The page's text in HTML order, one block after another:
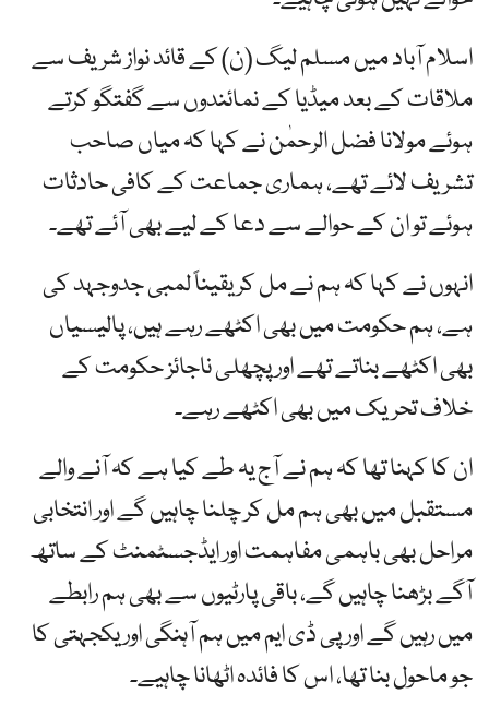
اسلام آباد میں مسلم لیگ (ن) کے قائد نواز شریف سے
ملاقات کے بعد میڈیا کے نمائندوں سے گفتگو کرتے
ہوئے مولانا فضل الرحمٰن نے کہا کہ میاں صاحب
تشریف لائے تھے، ہماری جماعت کے کافی حادثات
ہوئے تو ان کے حوالے سے دعا کے لیے بھی آئے تھے۔
انہوں نے کہا کہ ہم نے مل کر یقیناً لمبی جدوجہد کی
ہے، ہم حکومت میں بھی اکٹھے رہے ہیں، پالیسیاں
بھی اکٹھے بناتے تھے اور پچھلی ناجائز حکومت کے
خلاف تحریک میں بھی اکٹھے رہے۔
ان کا کہنا تھا کہ ہم نے آج یہ طے کیا ہے کہ آنے والے
مستقبل میں بھی ہم مل کر چلنا چاہیں گے اور انتخابی
مراحل بھی باہمی مفاہمت اور ایڈجسٹمنٹ کے ساتھ
آگے بڑھنا چاہیں گے، باقی پارٹیوں سے بھی ہم رابطے
میں رہیں گے اور پی ڈی ایم میں ہم آہنگی اور یکجہتی کا
جو ماحول بنا تھا، اس کا فائدہ اٹھانا چاہیے۔